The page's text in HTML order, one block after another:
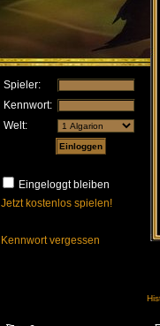
Spieler:
Kennwort:
Welt:
Eingeloggt bleiben
Jetzt kostenlos spielen!
Kennwort vergessen